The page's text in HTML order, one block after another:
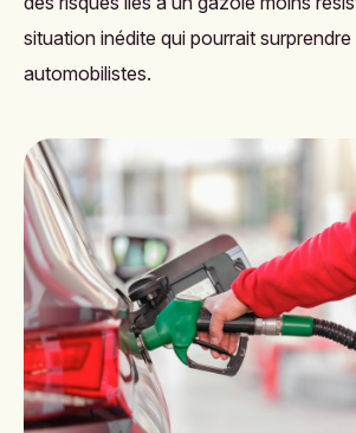
situation inédite qui pourrait
automobilistes.